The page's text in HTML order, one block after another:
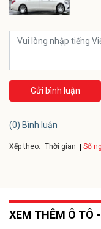
Gửi bình luận
(0) Bình luận
Xếp theo: Thời gian Số
XEM THÊM Ô TÔ